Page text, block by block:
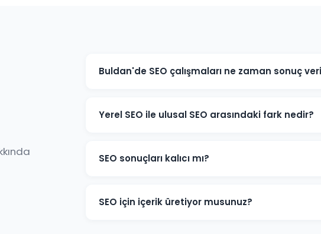
Buldan'de SEO çalışmaları ne zaman sonuç
iyileşmeler gözlemlenir. Rekabetçi sektörlerde 6-12
Yerel SEO ile ulusal SEO arasındaki fark nedir?
sorgularında öne çıkarır. Ulusal SEO ise tüm Türkiye
genellikle ikisini birleştiriyoruz.
SEO sonuçları kalıcı mı?
Çalışmalar durdurulduğunda sıralamalar zamanla
etkinliğini uzun süre korur.
SEO için içerik üretiyor musunuz?